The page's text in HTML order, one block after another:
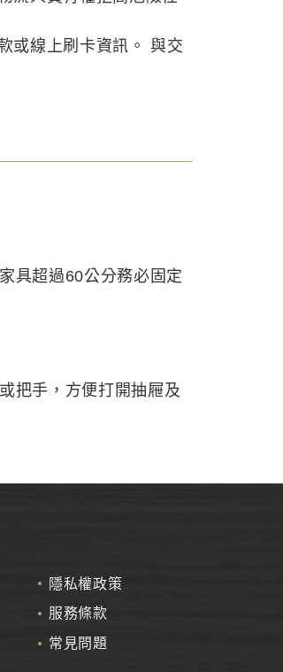
或線上刷卡資訊。 與交
具超過60公分務必固定
把手，方便打開抽屜及
隱私權政策
服務條款
常見問題